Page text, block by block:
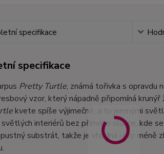
specifikace
specifikace
Pretty Turtle, známá tořivka s opravdu
vzor, který nápadně připomíná
kvete spíše výjimečně, a to jemnými
interiérů bez přímého slunce, kde
substrát, takže je vhodná i pro méně